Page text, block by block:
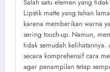
Salah satu elemen yang
Lipstik matte yang tahan
karena memberikan warna
sering touch-up. Namun,
tidak semudah
secara komprehensif cara
agar penampilan tetap